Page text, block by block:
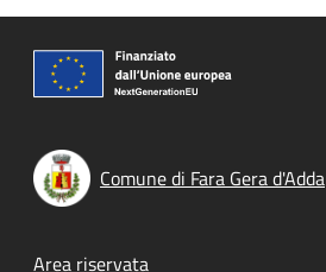
Comune di Fara Gera d'Adda
Area riservata